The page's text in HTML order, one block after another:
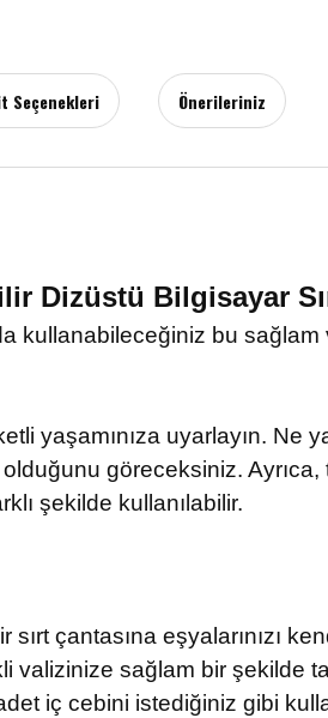
Seçenekleri Önerileriniz
Dizüstü Bilgisayar
kullanabileceğiniz bu
yaşamınıza uyarlayın.
göreceksiniz.
şekilde kullanılabilir.
çantasına eşyalarınızı
valizinize sağlam bir şekilde
iç cebini istediğiniz gibi